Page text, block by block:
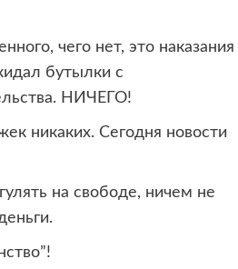
чего нет, это наказания
бутылки с
НИЧЕГО!
никаких. Сегодня новости
на свободе, ничем не